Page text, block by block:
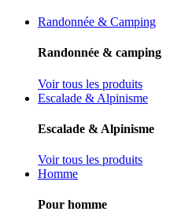
Randonnée & Camping
Randonnée & camping
Voir tous les produits
Escalade & Alpinisme
Escalade & Alpinisme
Voir tous les produits
Homme
Pour homme